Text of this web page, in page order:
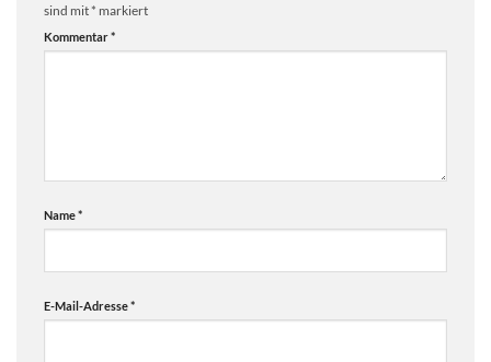
sind mit* markiert
Kommentar*
Name*
E-Mail-Adresse*